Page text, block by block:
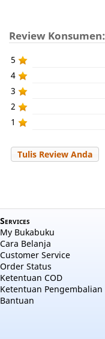
Review Konsumen:
5
4
3
2
1
Tulis Review Anda
Services
My Bukabuku
Cara Belanja
Customer Service
Order Status
Ketentuan COD
Ketentuan Pengembalian
Bantuan